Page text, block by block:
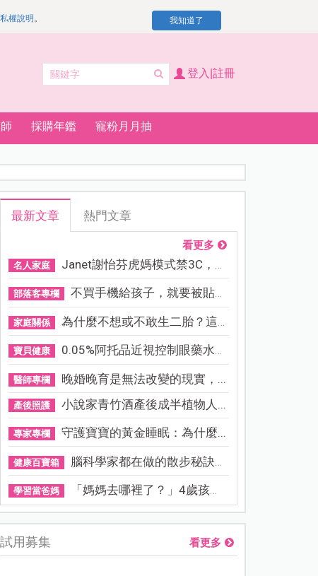
權說明 。 我知道了
登入|註冊
採購年鑑 寵粉月月抽
最新文章 熱門文章
看更多
名人家庭 Janet謝怡芬虎媽模式禁3C，看...
部落客專欄 不買手機給孩子，就要被貼「...
家庭關係 為什麼不想或不敢生二胎？這8...
寶貝健康 0.05%阿托品近視控制眼藥水納...
醫師專欄 晚婚晚育是無法改變的現實，...
產後照護 小說家青竹酒產後成半植物人...
專家專欄 守護寶寶的黃金睡眠：為什麼...
健康百寶箱 腦科學家都在做的散步秘訣！...
學習當爸媽 「媽媽去哪裡了？」4歲孩子還...
試用募集 看更多